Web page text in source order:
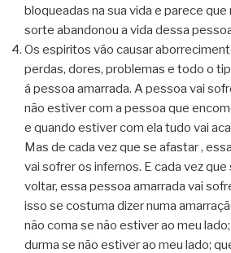
bloqueadas na sua vida e parece que
sorte abandonou a vida dessa
Os espiritos vão causar
perdas, dores, problemas e todo o
á pessoa amarrada. A pessoa vai
não estiver com a pessoa que
e quando estiver com ela tudo vai
Mas de cada vez que se afastar ,
vai sofrer os infernos. E cada vez que
voltar, essa pessoa amarrada vai
isso se costuma dizer numa
não coma se não estiver ao meu
durma se não estiver ao meu lado;